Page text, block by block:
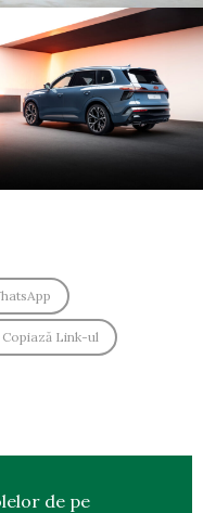
Copiază Link-ul
de pe